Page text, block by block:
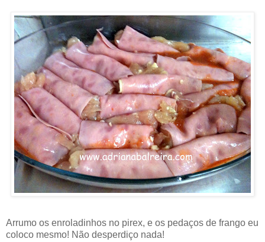
Arrumo os enroladinhos no pirex, e os pedaços de frango eu
coloco mesmo! Não desperdiço nada!